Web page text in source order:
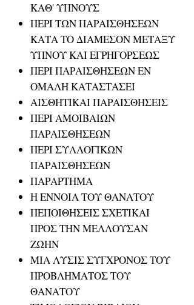
ΚΑΘ' ΥΠΝΟΥΣ
ΠΕΡΙ ΤΩΝ ΠΑΡΑΙΣΘΗΣΕΩΝ
ΚΑΤΑ ΤΟ ΔΙΑΜΕΣΟΝ ΜΕΤΑΞΥ
ΥΠΝΟΥ ΚΑΙ ΕΓΡΗΓΟΡΣΕΩΣ
ΠΕΡΙ ΠΑΡΑΙΣΘΗΣΕΩΝ ΕΝ
ΟΜΑΛΗ ΚΑΤΑΣΤΑΣΕΙ
ΑΙΣΘΗΤΙΚΑΙ ΠΑΡΑΙΣΘΗΣΕΙΣ
ΠΕΡΙ ΑΜΟΙΒΑΙΩΝ
ΠΑΡΑΙΣΘΗΣΕΩΝ
ΠΕΡΙ ΣΥΛΛΟΓΙΚΩΝ
ΠΑΡΑΙΣΘΗΣΕΩΝ
ΠΑΡΑΡΤΗΜΑ
Η ΕΝΝΟΙΑ ΤΟΥ ΘΑΝΑΤΟΥ
ΠΕΠΟΙΘΗΣΕΙΣ ΣΧΕΤΙΚΑΙ
ΠΡΟΣ ΤΗΝ ΜΕΛΛΟΥΣΑΝ
ΖΩΗΝ
ΜΙΑ ΛΥΣΙΣ ΣΥΓΧΡΟΝΟΣ ΤΟΥ
ΠΡΟΒΛΗΜΑΤΟΣ ΤΟΥ
ΘΑΝΑΤΟΥ